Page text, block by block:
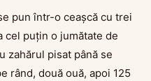
pun într-o ceașcă cu trei
cel puțin o jumătate de
zahărul pisat până se
rând, două ouă, apoi 125